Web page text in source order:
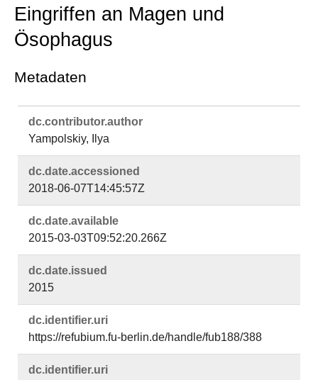
Eingriffen an Magen und
Ösophagus
Metadaten
dc.​contributor.​author
Yampolskiy, Ilya
dc.​date.​accessioned
2018-06-07T14:45:57Z
dc.​date.​available
2015-03-03T09:52:20.266Z
dc.​date.​issued
2015
dc.​identifier.​uri
https://refubium.fu-berlin.de/handle/fub188/388
dc.​identifier.​uri